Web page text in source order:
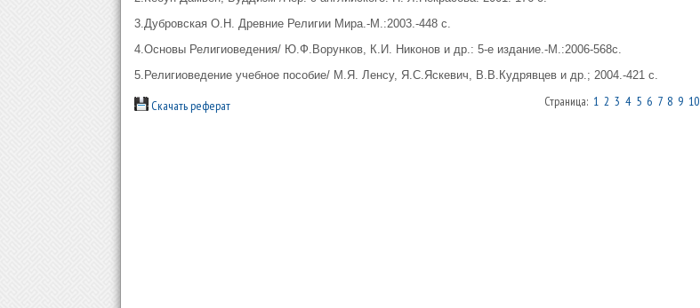
3.Дубровская О.Н. Древние Религии Мира.-М.:2003.-448 с.
4.Основы Религиоведения/ Ю.Ф.Ворунков, К.И. Никонов и др.: 5-е издание.-М.:2006-568с.
5.Религиоведение учебное пособие/ М.Я. Ленсу, Я.С.Яскевич, В.В.Кудрявцев и др.; 2004.-421 с.
Скачать реферат Страница: 1 2 3 4 5 6 7 8 9 10